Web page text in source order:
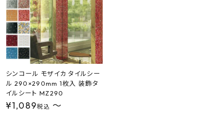
シンコール モザイカ タイルシー
ル 290×290mm 1枚入 装飾タ
イルシート MZ290
¥1,089税込 〜